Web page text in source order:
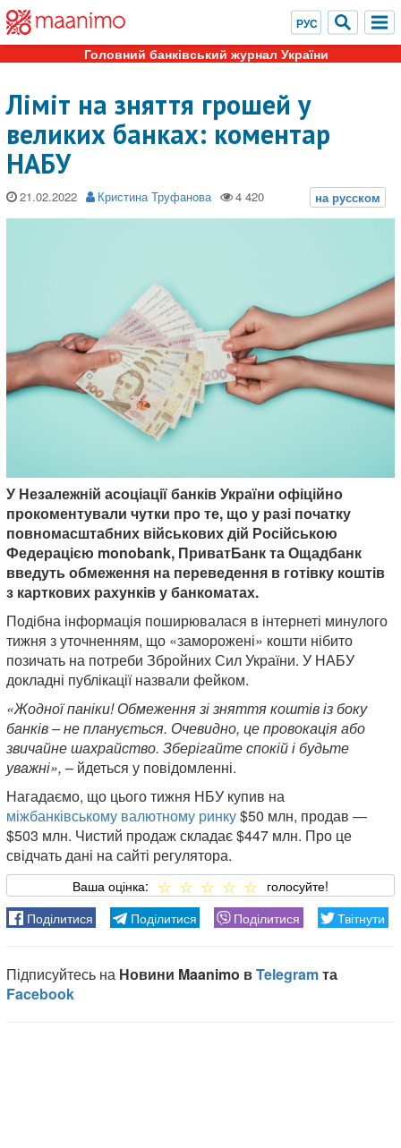
Головний банківський журнал України
Ліміт на зняття грошей у
великих банках: коментар
НАБУ
21.02.2022 Кристина Труфанова
У Незалежній асоціації банків України офіційно
прокоментували чутки про те, що у разі початку
повномасштабних військових дій Російською
Федерацією monobank, ПриватБанк та Ощадбанк
введуть обмеження на переведення в готівку коштів
з карткових рахунків у банкоматах.
Подібна інформація поширювалася в інтернеті минулого
тижня з уточненням, що «заморожені» кошти нібито
позичать на потреби Збройних Сил України. У НАБУ
докладні публікації назвали фейком.
«Жодної паніки! Обмеження зі зняття коштів із боку
банків – не планується. Очевидно, це провокація або
звичайне шахрайство. Зберігайте спокій і будьте
уважні», – йдеться у повідомленні.
Нагадаємо, що цього тижня НБУ купив на
міжбанківському валютному ринку$50 млн, продав —
$503 млн. Чистий продаж складає $447 млн. Про це
свідчать дані на сайті регулятора.